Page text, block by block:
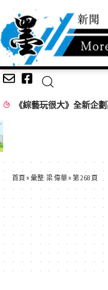
首頁 » 彙整: 梁 偉華» 第 268 頁